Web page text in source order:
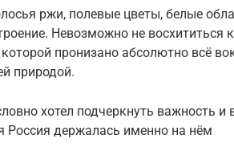
ржи, полевые цветы, белые
Невоз­можно не
пронизано абсолютно всё
природой.
хотел подчеркнуть важность и
Россия держалась именно на нём